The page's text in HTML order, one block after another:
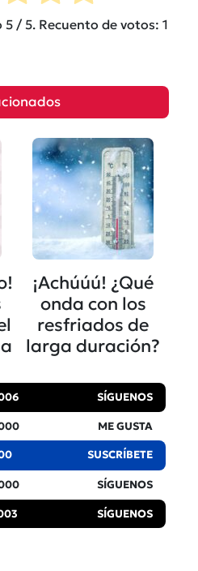
5/ 5. Recuento de votos: 1
¡Achúúú! ¿Qué
onda con los
resfriados de
larga duración?
SÍGUENOS
ME GUSTA
SUSCRÍBETE
SÍGUENOS
SÍGUENOS